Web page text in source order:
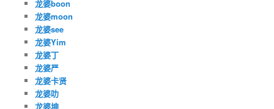
龙婆boon
龙婆moon
龙婆see
龙婆Yim
龙婆丁
龙婆严
龙婆卡贤
龙婆叻
龙婆坤